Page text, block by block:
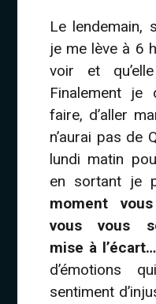
Le lendemain,
je me lève à 6
voir et
Finalement
faire, d’aller
n’aurai pas de
lundi matin
en sortant je
moment
vous vous
mise à l’écart…
d’émotions
sentiment